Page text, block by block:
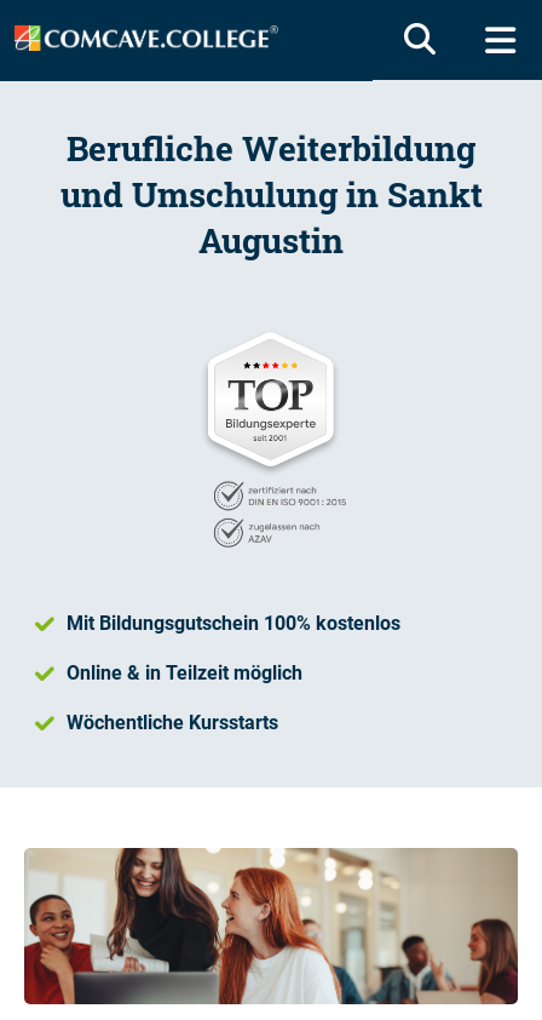
Berufliche Weiterbildung
und Umschulung in Sankt
Augustin
Mit Bildungsgutschein 100% kostenlos
Online & in Teilzeit möglich
Wöchentliche Kursstarts